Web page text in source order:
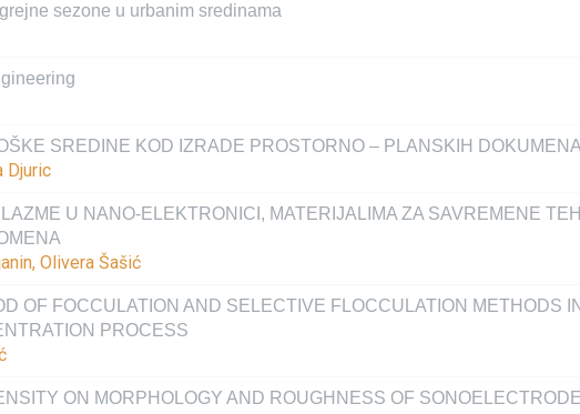
sezone u urbanim sredinama
SREDINE KOD IZRADE PROSTORNO – PLANSKIH
Djuric
U NANO-ELEKTRONICI, MATERIJALIMA ZA SAVREMENE
Olivera Šašić
OF FOCCULATION AND SELECTIVE FLOCCULATION METHODS
PROCESS
ON MORPHOLOGY AND ROUGHNESS OF